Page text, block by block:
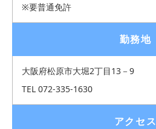
※要普通免許
勤務地
大阪府松原市大堀2丁目13－9
TEL 072-335-1630
アクセス